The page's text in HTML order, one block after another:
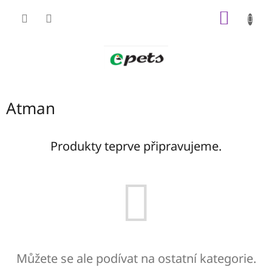
Atman
Produkty teprve připravujeme.
Můžete se ale podívat na ostatní kategorie.